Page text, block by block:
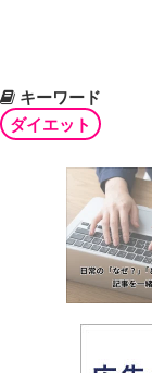
キーワード
ダイエット